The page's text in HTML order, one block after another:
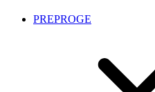
PREPROGE